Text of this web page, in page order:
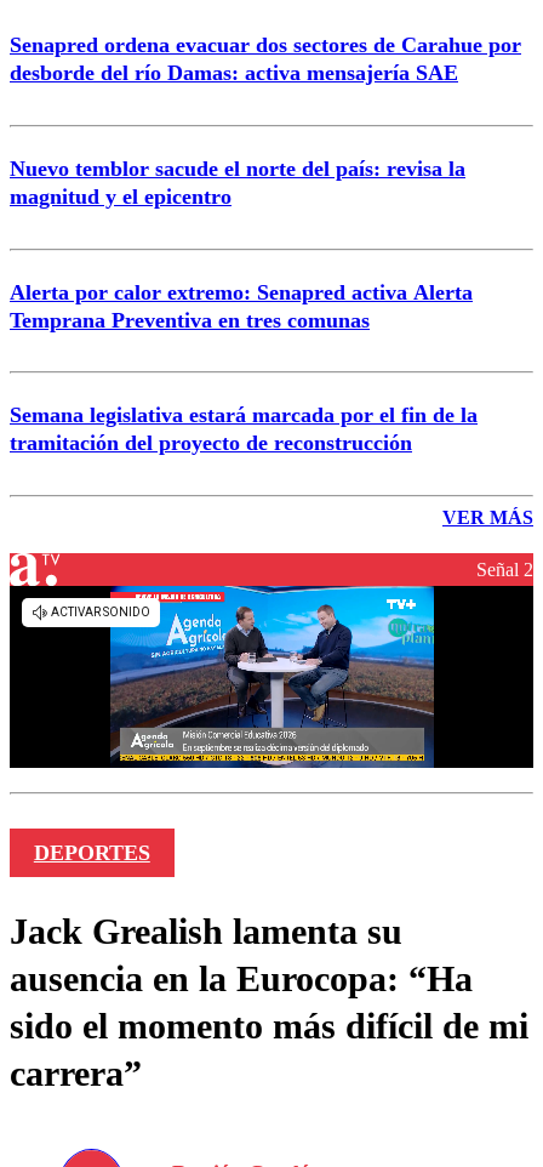
Senapred ordena evacuar dos sectores de Carahue por
desborde del río Damas: activa mensajería SAE
Nuevo temblor sacude el norte del país: revisa la
magnitud y el epicentro
Alerta por calor extremo: Senapred activa Alerta
Temprana Preventiva en tres comunas
Semana legislativa estará marcada por el fin de la
tramitación del proyecto de reconstrucción
VER MÁS
Señal 2
DEPORTES
Jack Grealish lamenta su
ausencia en la Eurocopa: “Ha
sido el momento más difícil de mi
carrera”